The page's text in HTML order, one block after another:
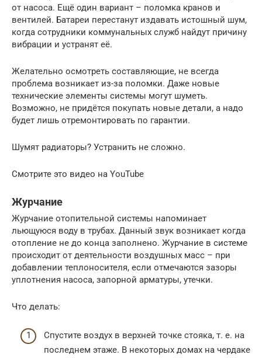
от насоса. Ещё один вариант – поломка кранов и
вентилей. Батареи перестанут издавать истошный шум,
когда сотрудники коммунальных служб найдут причину
вибрации и устранят её.
Желательно осмотреть составляющие, не всегда
проблема возникает из-за поломки. Даже новые
технические элементы системы могут шуметь.
Возможно, не придётся покупать новые детали, а надо
будет лишь отремонтировать по гарантии.
Шумят радиаторы? Устранить не сложно.
Смотрите это видео на YouTube
Журчание
Журчание отопительной системы напоминает
льющуюся воду в трубах. Данный звук возникает когда
отопление не до конца заполнено. Журчание в системе
происходит от деятельности воздушных масс – при
добавлении теплоносителя, если отмечаются зазоры
уплотнения насоса, запорной арматуры, утечки.
Что делать:
Спустите воздух в верхней точке стояка, т. е. на
последнем этаже. В некоторых домах на чердаке